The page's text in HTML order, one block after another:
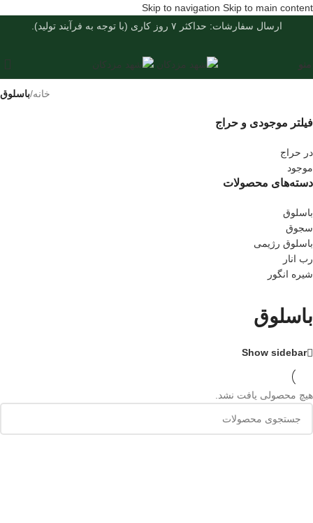
Skip to navigation Skip to main content
ارسال سفارشات: حداکثر ۷ روز کاری (با توجه به فرآیند تولید).
منو
خانه/باسلوق
فیلتر موجودی و حراج
در حراج
موجود
دسته‌های محصولات
باسلوق
سجوق
باسلوق رژیمی
رب انار
شیره انگور
باسلوق
Show sidebar
هیچ محصولی یافت نشد.